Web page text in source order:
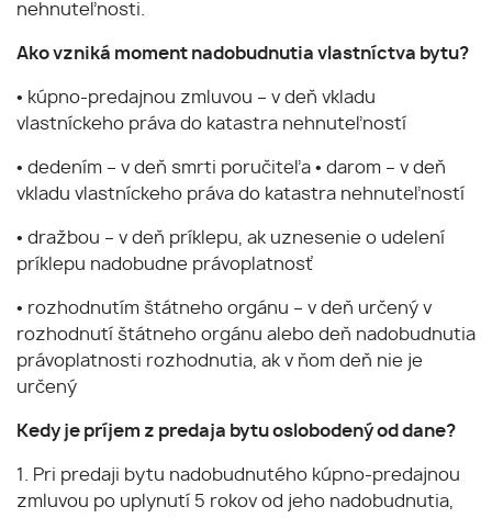
nehnuteľnosti.
Ako vzniká moment nadobudnutia vlastníctva bytu?
• kúpno-predajnou zmluvou – v deň vkladu
vlastníckeho práva do katastra nehnuteľností
• dedením – v deň smrti poručiteľa • darom – v deň
vkladu vlastníckeho práva do katastra nehnuteľností
• dražbou – v deň príklepu, ak uznesenie o udelení
príklepu nadobudne právoplatnosť
• rozhodnutím štátneho orgánu – v deň určený v
rozhodnutí štátneho orgánu alebo deň nadobudnutia
právoplatnosti rozhodnutia, ak v ňom deň nie je
určený
Kedy je príjem z predaja bytu oslobodený od dane?
1. Pri predaji bytu nadobudnutého kúpno-predajnou
zmluvou po uplynutí 5 rokov od jeho nadobudnutia,